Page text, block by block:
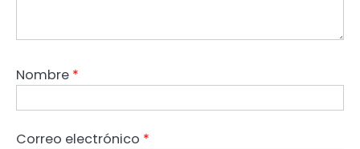
Nombre *
Correo electrónico *